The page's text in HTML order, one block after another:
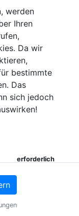
werden
Ihren
Da wir
bestimmte
Das
sich jedoch
erforderlich